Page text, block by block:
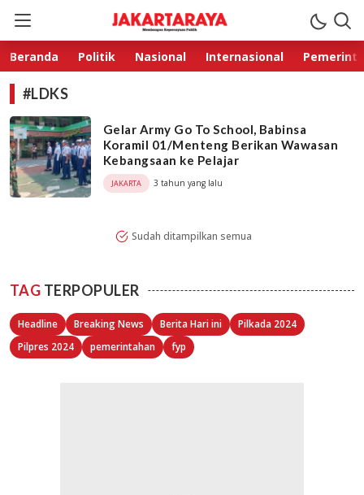
Jakarta Raya
Membangun Kepercayaan Publik
Beranda Politik Nasional Internasional
#LDKS
Gelar Army Go To School, Babinsa
Koramil 01/Menteng Berikan Wawasan
Kebangsaan ke Pelajar
JAKARTA 3 tahun yang lalu
Sudah ditampilkan semua
TAG TERPOPULER
Headline Breaking News Berita Hari ini
Pilkada 2024
Pilpres 2024
pemerintahan fyp